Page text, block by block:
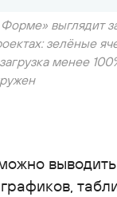
выглядит
зелёные
менее